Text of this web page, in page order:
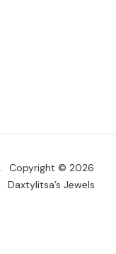
Copyright © 2026
Daxtylitsa’s Jewels